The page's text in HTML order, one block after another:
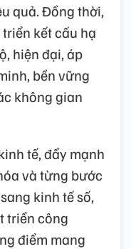
quả. Đồng thời,
kết cấu hạ
hiện đại, áp
bền vững
không gian
tế, đẩy mạnh
và từng bước
kinh tế số,
triển công
điểm mang